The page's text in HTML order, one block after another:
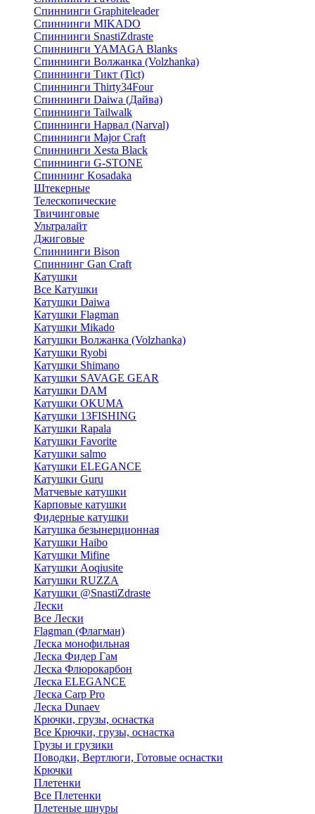
Спиннинги Graphiteleader
Спиннинги MIKADO
Спиннинги SnastiZdraste
Спиннинги YAMAGA Blanks
Спиннинги Волжанка (Volzhanka)
Спиннинги Тикт (Tict)
Спиннинги Thirty34Four
Спиннинги Daiwa (Дайва)
Спиннинги Tailwalk
Спиннинги Нарвал (Narval)
Спиннинги Major Craft
Спиннинги Xesta Black
Спиннинги G-STONE
Спиннинг Kosadaka
Штекерные
Телескопические
Твичинговые
Ультралайт
Джиговые
Спиннинги Bison
Спиннинг Gan Craft
Катушки
Все Катушки
Катушки Daiwa
Катушки Flagman
Катушки Mikado
Катушки Волжанка (Volzhanka)
Катушки Ryobi
Катушки Shimano
Катушки SAVAGE GEAR
Катушки DAM
Катушки OKUMA
Катушки 13FISHING
Катушки Rapala
Катушки Favorite
Катушки salmo
Катушки ELEGANCE
Катушки Guru
Матчевые катушки
Карповые катушки
Фидерные катушки
Катушка безынерционная
Катушки Haibo
Катушки Mifine
Катушки Aoqiusite
Катушки RUZZA
Катушки @SnastiZdraste
Лески
Все Лески
Flagman (Флагман)
Леска монофильная
Леска Фидер Гам
Леска Флюрокарбон
Леска ELEGANCE
Леска Carp Pro
Леска Dunaev
Крючки, грузы, оснастка
Все Крючки, грузы, оснастка
Грузы и грузики
Поводки, Вертлюги, Готовые оснастки
Крючки
Плетенки
Все Плетенки
Плетеные шнуры